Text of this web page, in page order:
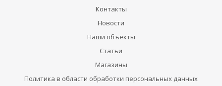
Контакты
Новости
Наши объекты
Статьи
Магазины
Политика в области обработки персональных данных